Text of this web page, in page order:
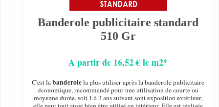
Banderole publicitaire standard
510 Gr
A partir de 16,52 € le m2*
C'est labanderolela plus utiliser après la banderole publicitaire
économique, recommandé pour une utilisation de courte ou
moyenne durée, soit 1 à 3 ans suivant sont exposition extérieur,